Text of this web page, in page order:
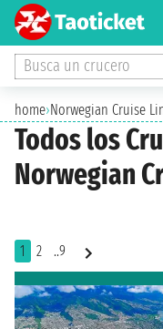
Busca un crucero
home›Norwegian Cruise
Todos los
Norwegian
1 2 ..9